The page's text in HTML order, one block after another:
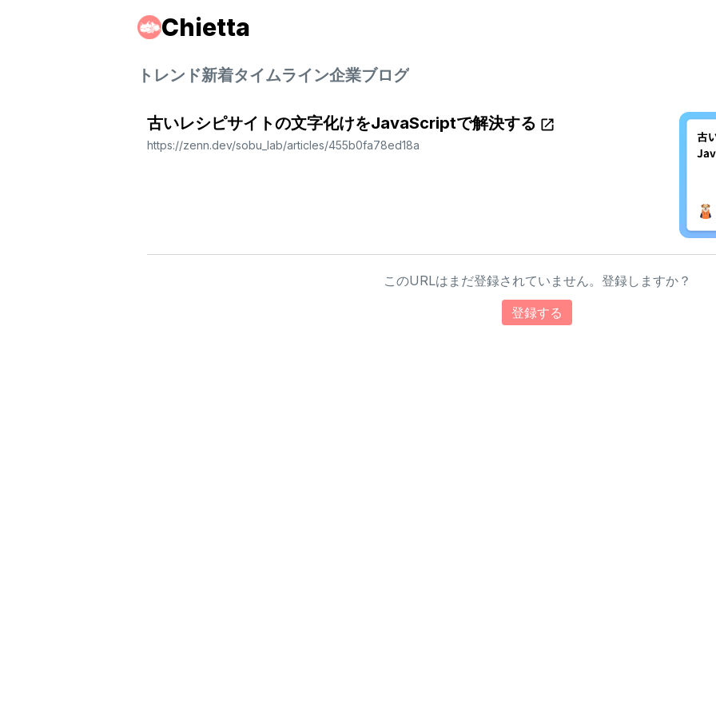
Chietta
トレンド新着タイムライン企業ブログ
古いレシピサイトの文字化けをJavaScriptで解決する
https://zenn.dev/sobu_lab/articles/455b0fa78ed18a
このURLはまだ登録されていません。登録しますか？
登録する